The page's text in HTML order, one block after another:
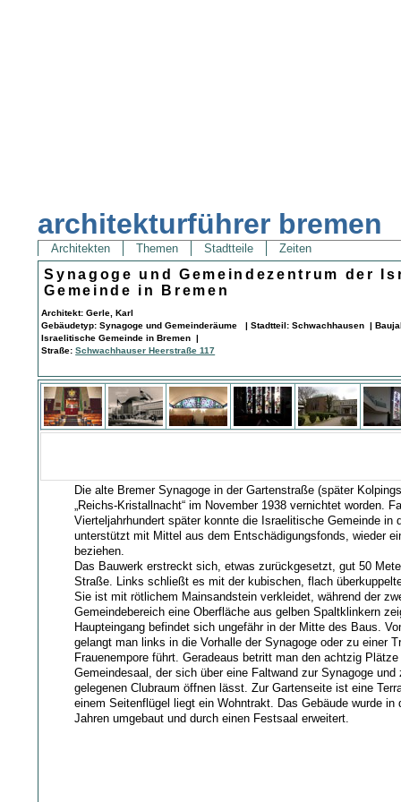
architekturführer bremen
Architekten Themen Stadtteile Zeiten
Synagoge und Gemeindezentrum der
Gemeinde in Bremen
Architekt: Gerle, Karl
Gebäudetyp: Synagoge und Gemeinderäume | Stadtteil: Schwachhausen |
Israelitische Gemeinde in Bremen |
Straße:Schwachhauser Heerstraße 117
Die alte Bremer Synagoge in der Gartenstraße (später
„Reichs-Kristallnacht“ im November 1938 vernichtet worden.
Vierteljahrhundert später konnte die Israelitische Gemeinde in
unterstützt mit Mittel aus dem Entschädigungsfonds, wieder
beziehen.
Das Bauwerk erstreckt sich, etwas zurückgesetzt, gut 50
Straße. Links schließt es mit der kubischen, flach
Sie ist mit rötlichem Mainsandstein verkleidet, während der
Gemeindebereich eine Oberfläche aus gelben Spaltklinkern
Haupteingang befindet sich ungefähr in der Mitte des Baus.
gelangt man links in die Vorhalle der Synagoge oder zu einer
Frauenempore führt. Geradeaus betritt man den achtzig
Gemeindesaal, der sich über eine Faltwand zur Synagoge
gelegenen Clubraum öffnen lässt. Zur Gartenseite ist eine
einem Seitenflügel liegt ein Wohntrakt. Das Gebäude wurde in
Jahren umgebaut und durch einen Festsaal erweitert.